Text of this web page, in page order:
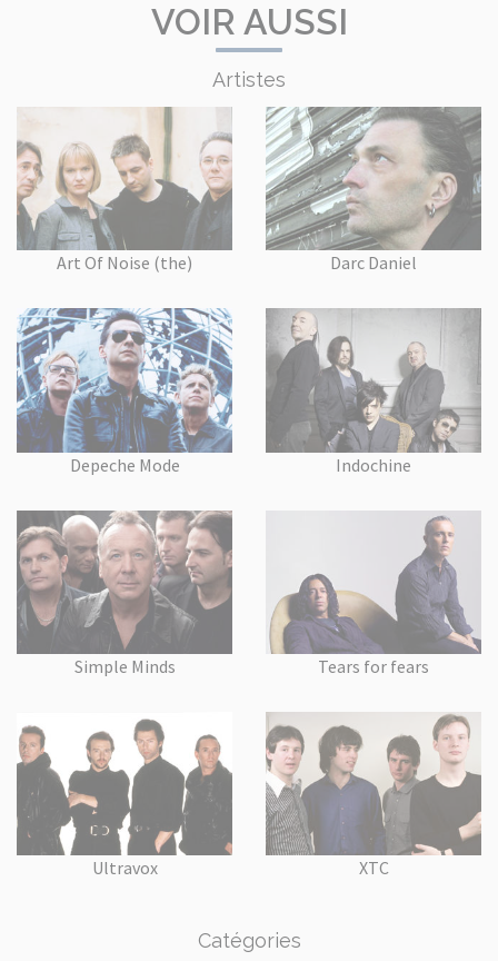
VOIR AUSSI
Artistes
Art Of Noise (the) Darc Daniel
Depeche Mode Indochine
Simple Minds Tears for fears
Ultravox XTC
Catégories